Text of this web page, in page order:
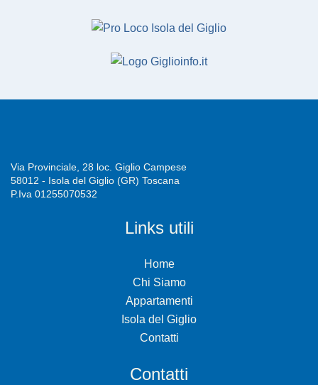
Via Provinciale, 28 loc. Giglio Campese
58012 - Isola del Giglio (GR) Toscana
P.Iva 01255070532
Links utili
Home
Chi Siamo
Appartamenti
Isola del Giglio
Contatti
Contatti